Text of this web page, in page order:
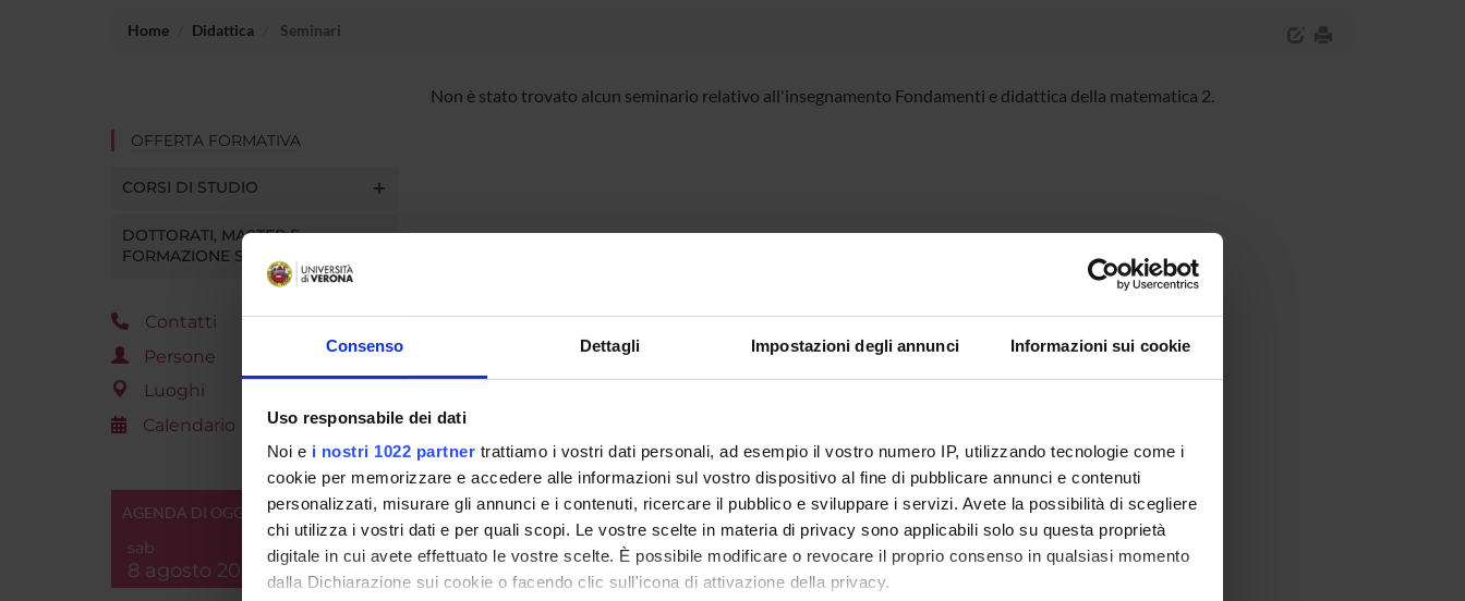
Consenso Dettagli Impostazioni degli annunci Informazioni sui cookie
Uso responsabile dei dati
Noi e i nostri 1022 partner trattiamo i vostri dati personali, ad esempio il vostro numero IP, utilizzando tecnologie come i
cookie per memorizzare e accedere alle informazioni sul vostro dispositivo al fine di pubblicare annunci e contenuti
personalizzati, misurare gli annunci e i contenuti, ricercare il pubblico e sviluppare i servizi. Avete la possibilità di scegliere
chi utilizza i vostri dati e per quali scopi. Le vostre scelte in materia di privacy sono applicabili solo su questa proprietà
digitale in cui avete effettuato le vostre scelte. È possibile modificare o revocare il proprio consenso in qualsiasi momento
dalla Dichiarazione sui cookie o facendo clic sull'icona di attivazione della privacy.
Home Didattica Seminari
OFFERTA FORMATIVA
CORSI DI STUDIO
DOTTORATI, MASTER E
FORMAZIONE SUPERIORE
Contatti
Persone
Luoghi
Calendario
AGENDA DI OGGI
sab
8 agosto 2026
Non è stato trovato alcun seminario relativo all'insegnamento Fondamenti e didattica della matematica 2.